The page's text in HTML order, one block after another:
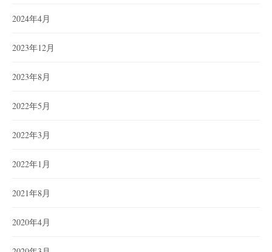
2024年4月
2023年12月
2023年8月
2022年5月
2022年3月
2022年1月
2021年8月
2020年4月